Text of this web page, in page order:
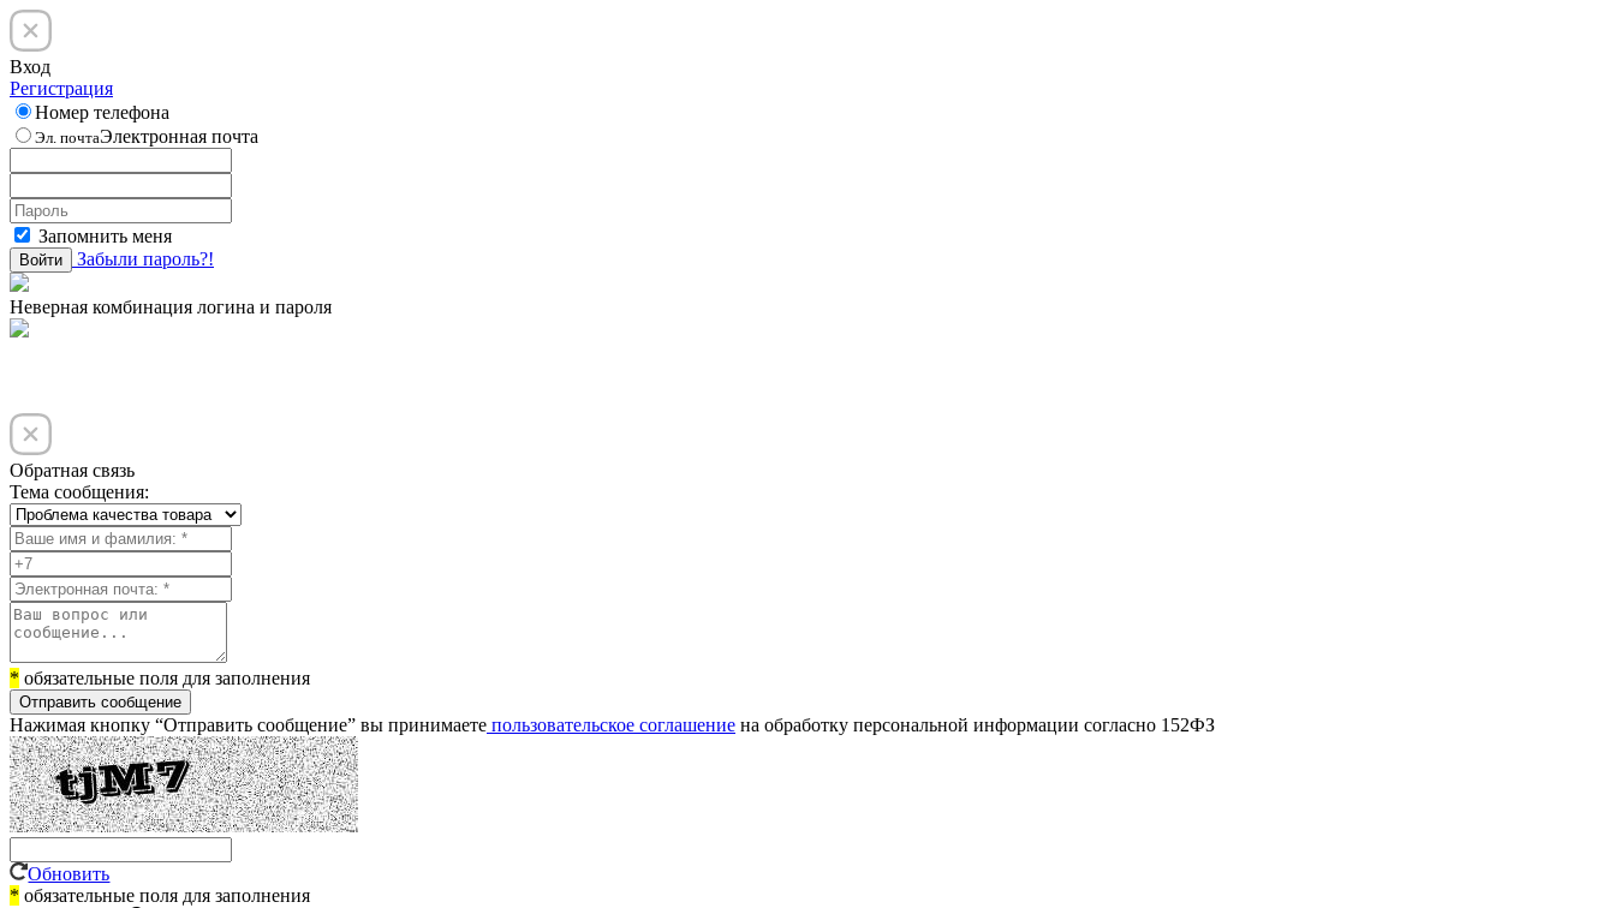
Вход
Регистрация
Номер телефона
Эл. почтаЭлектронная почта
Запомнить меня
Войти Забыли пароль?!
Неверная комбинация логина и пароля
Обратная связь
Тема сообщения:
* обязательные поля для заполнения
Отправить сообщение
Нажимая кнопку “Отправить сообщение” вы принимаете пользовательское соглашение на обработку персональной информации согласно 152ФЗ
Обновить
* обязательные поля для заполнения